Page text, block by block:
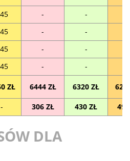
- -
- -
- -
- -
ZŁ 6444 ZŁ 6320 ZŁ
- 306 ZŁ 430 ZŁ
DLA